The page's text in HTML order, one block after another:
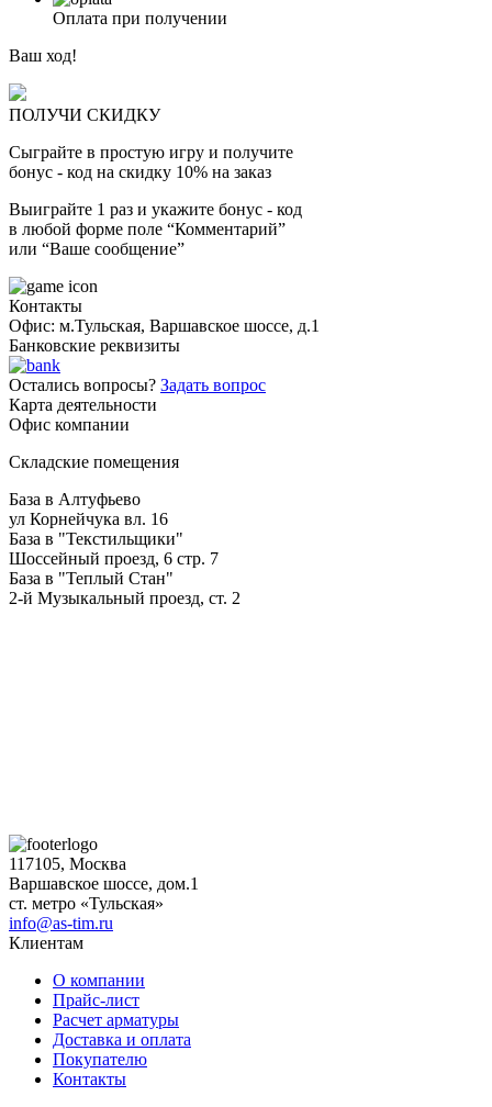
Оплата при получении
Ваш ход!
ПОЛУЧИ СКИДКУ
Сыграйте в простую игру и получите
бонус - код на скидку 10% на заказ
Выиграйте 1 раз и укажите бонус - код
в любой форме поле “Комментарий”
или “Ваше сообщение”
Контакты
Офис: м.Тульская, Варшавское шоссе, д.1
Банковские реквизиты
Остались вопросы? Задать вопрос
Карта деятельности
Офис компании
Складские помещения
База в Алтуфьево
ул Корнейчука вл. 16
База в "Текстильщики"
Шоссейный проезд, 6 стр. 7
База в "Теплый Стан"
2-й Музыкальный проезд, ст. 2
117105, Москва
Варшавское шоссе, дом.1
ст. метро «Тульская»
info@as-tim.ru
Клиентам
О компании
Прайс-лист
Расчет арматуры
Доставка и оплата
Покупателю
Контакты